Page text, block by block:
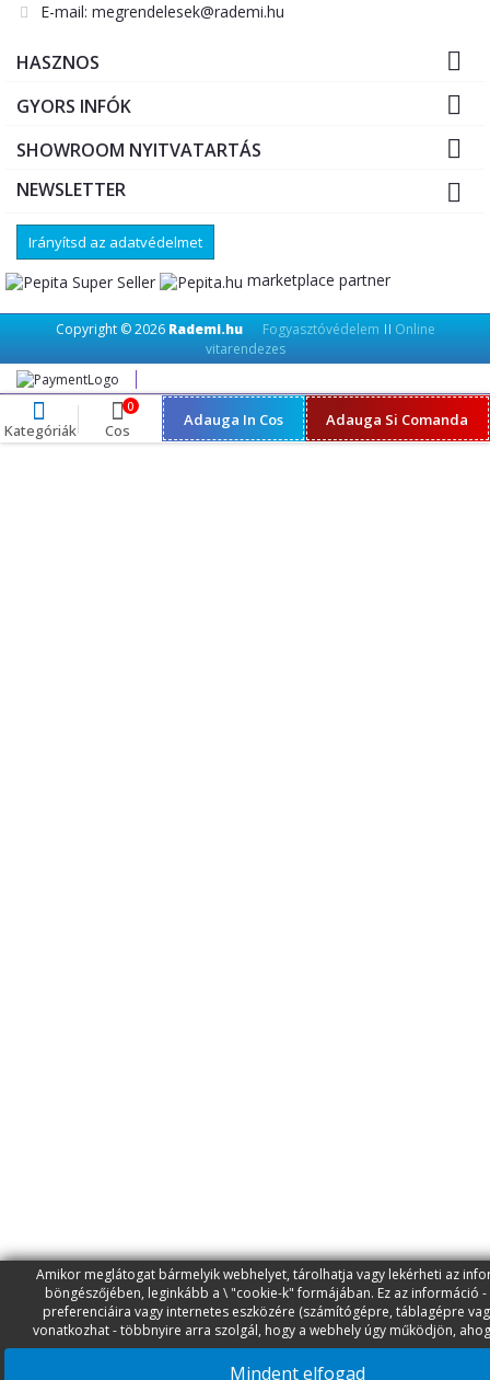
E-mail: megrendelesek@rademi.hu
HASZNOS 
GYORS INFÓK 
SHOWROOM NYITVATARTÁS 
NEWSLETTER 
Irányítsd az adatvédelmet
marketplace partner
Copyright © 2026 Rademi.hu Fogyasztóvédelem || Online
vitarendezes
Kategóriák
0
Cos
Adauga In Cos Adauga Si Comanda
Amikor meglátogat bármelyik webhelyet, tárolhatja vagy lekérheti az
böngészőjében, leginkább a \ "cookie-k" formájában. Ez az információ -
preferenciáira vagy internetes eszközére (számítógépre, táblagépre
vonatkozhat - többnyire arra szolgál, hogy a webhely úgy működjön,
Mindent elfogad